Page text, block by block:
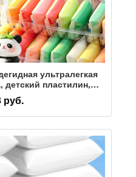
ультралегкая
детский пластилин,
ручной работы,
пространство,
подарок на день
diy
руб.